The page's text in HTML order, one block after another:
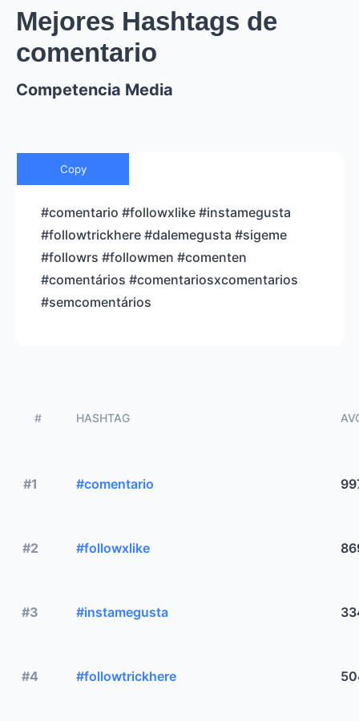
Mejores Hashtags de
comentario
Competencia Media
Copy
#comentario #followxlike #instamegusta
#followtrickhere #dalemegusta #sigeme
#followrs #followmen #comenten
#comentários #comentariosxcomentarios
#semcomentários
# HASHTAG
#1 #comentario
#2 #followxlike
#3 #instamegusta
#4 #followtrickhere